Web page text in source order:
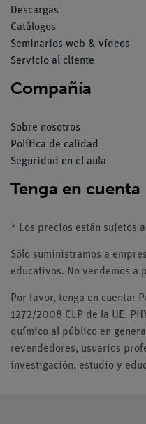
Descargas
Catálogos
Seminarios web & vídeos
Servicio al cliente
Compañía
Sobre nosotros
Política de calidad
Seguridad en el aula
Tenga en cuenta
* Los precios están sujetos
Sólo suministramos a
educativos. No vendemos a
Por favor, tenga en cuenta:
1272/2008 CLP de la UE,
químico al público en
revendedores, usuarios
investigación, estudio y